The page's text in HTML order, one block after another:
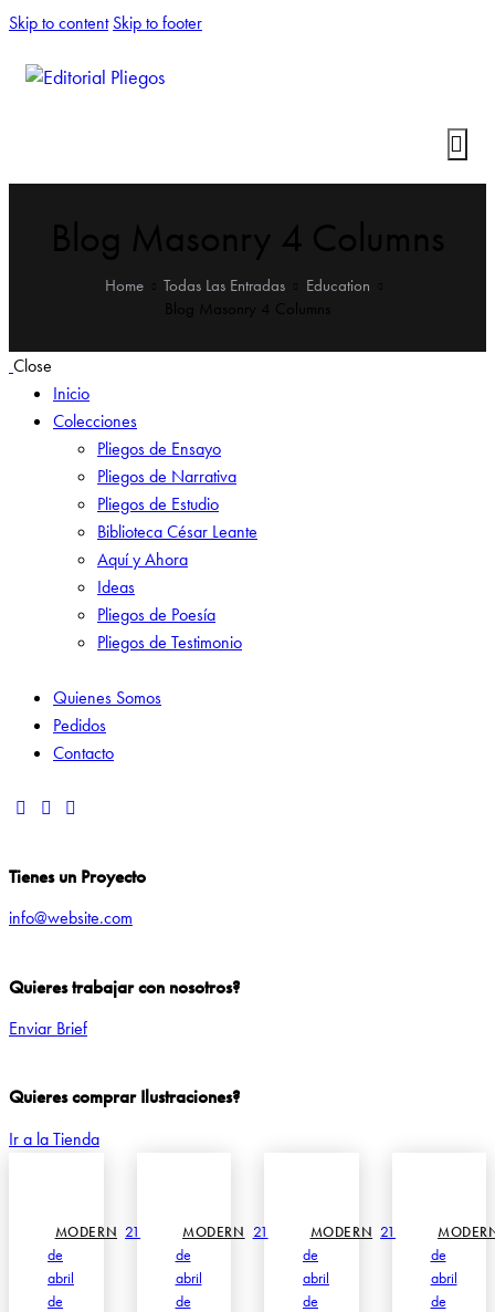
Skip to content Skip to footer
Home Todas Las Entradas
Education
Close
Inicio
Colecciones
Pliegos de Ensayo
Pliegos de Narrativa
Pliegos de Estudio
Biblioteca César Leante
Aquí y Ahora
Ideas
Pliegos de Poesía
Pliegos de Testimonio
Quienes Somos
Pedidos
Contacto
Tienes un Proyecto
info@website.com
Quieres trabajar con nosotros?
Enviar Brief
Quieres comprar Ilustraciones?
Ir a la Tienda
MODERN 21
de
abril
de
MODERN 21
de
abril
de
MODERN 21
de
abril
de
de
abril
de